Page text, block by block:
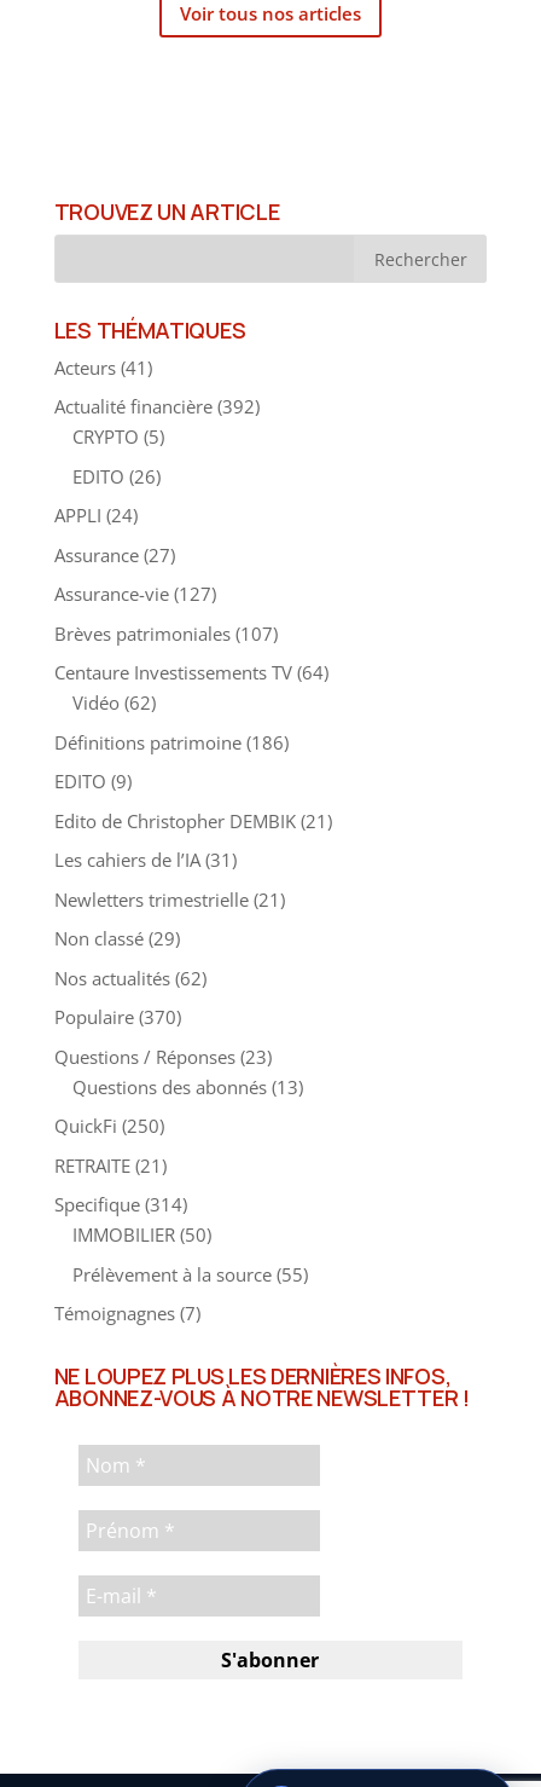
Voir tous nos articles
TROUVEZ UN ARTICLE
LES THÉMATIQUES
Acteurs(41)
Actualité financière(392)
CRYPTO (5)
EDITO (26)
APPLI (24)
Assurance(27)
Assurance-vie(127)
Brèves patrimoniales(107)
Centaure Investissements TV(64)
Vidéo(62)
Définitions patrimoine(186)
EDITO (9)
Edito de Christopher DEMBIK(21)
Les cahiers de l’IA(31)
Newletters trimestrielle(21)
Non classé(29)
Nos actualités(62)
Populaire(370)
Questions / Réponses(23)
Questions des abonnés(13)
QuickFi (250)
RETRAITE(21)
Specifique(314)
IMMOBILIER(50)
Prélèvement à la source(55)
Témoignagnes(7)
NE LOUPEZ PLUS LES DERNIÈRES INFOS,
ABONNEZ-VOUS À NOTRE NEWSLETTER !